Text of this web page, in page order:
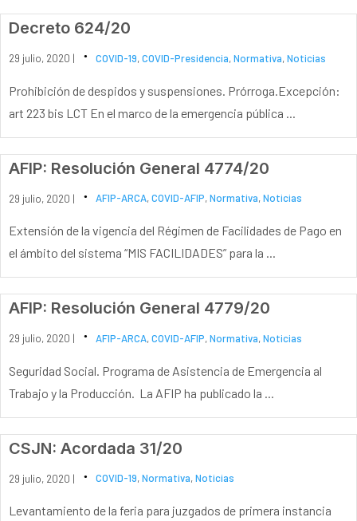
Decreto 624/20
29 julio, 2020 | COVID-19,COVID-Presidencia,Normativa,Noticias
Prohibición de despidos y suspensiones. Prórroga.Excepción:
art 223 bis LCT En el marco de la emergencia pública ...
AFIP: Resolución General 4774/20
29 julio, 2020 | AFIP-ARCA,COVID-AFIP,Normativa,Noticias
Extensión de la vigencia del Régimen de Facilidades de Pago en
el ámbito del sistema “MIS FACILIDADES” para la ...
AFIP: Resolución General 4779/20
29 julio, 2020 | AFIP-ARCA,COVID-AFIP,Normativa,Noticias
Seguridad Social. Programa de Asistencia de Emergencia al
Trabajo y la Producción. La AFIP ha publicado la ...
CSJN: Acordada 31/20
29 julio, 2020 | COVID-19,Normativa,Noticias
Levantamiento de la feria para juzgados de primera instancia